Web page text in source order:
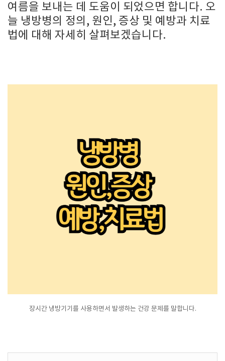
여름을 보내는 데 도움이 되었으면 합니다. 오
늘 냉방병의 정의, 원인, 증상 및 예방과 치료
법에 대해 자세히 살펴보겠습니다.
장시간 냉방기기를 사용하면서 발생하는 건강 문제를 말합니다.